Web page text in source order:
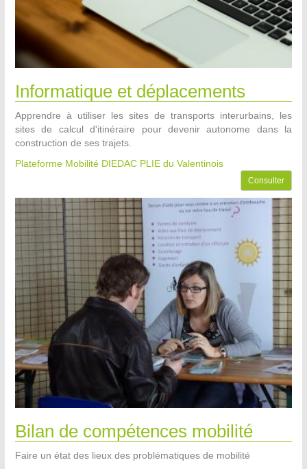
Informatique et déplacements
Apprendre à utiliser les sites de transports interurbains, les
sites de calcul d'itinéraire pour devenir autonome dans la
construction de ses trajets.
Plateforme Mobilité DIEDAC PLIE du Valentinois
Consulter
Bilan de compétences mobilité
Faire un état des lieux des problématiques de mobilité